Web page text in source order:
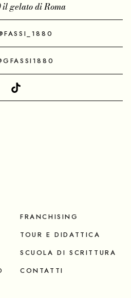
gelato di Roma
FRANCHISING
TOUR E DIDATTICA
SCUOLA DI SCRITTURA
CONTATTI